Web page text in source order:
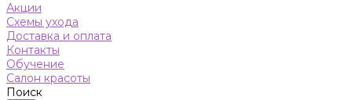
Акции
Схемы ухода
Доставка и оплата
Контакты
Обучение
Салон красоты
Поиск